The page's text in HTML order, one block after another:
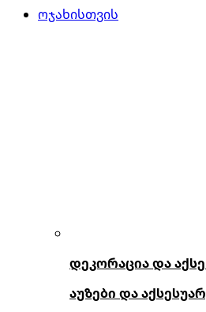
ოჯახისთვის
დეკორაცია და
აუზები და